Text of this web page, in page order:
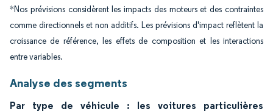
*Nos prévisions considèrent les impacts des moteurs et des contraintes
comme directionnels et non additifs. Les prévisions d'impact reflètent la
croissance de référence, les effets de composition et les interactions
entre variables.
Analyse des segments
Par type de véhicule : les voitures particulières